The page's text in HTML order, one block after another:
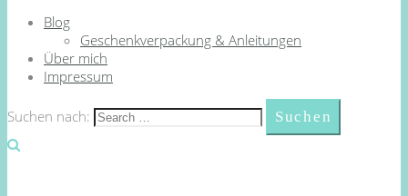
Blog
Geschenkverpackung & Anleitungen
Über mich
Impressum
Suchen nach: